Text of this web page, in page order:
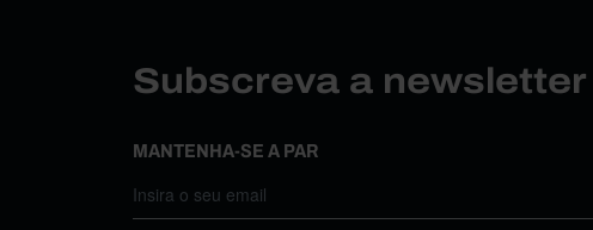
Subscreva a
MANTENHA-SE A PAR